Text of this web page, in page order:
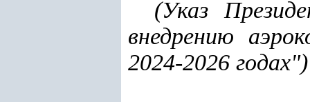
(Указ
внедрению
2024-2026 годах")